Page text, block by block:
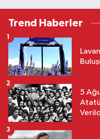
Trend Haberler
1
5
2
3